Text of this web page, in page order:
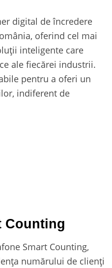
digital de încredere
oferind cel mai
inteligente care
ale fiecărei industrii.
pentru a oferi un
indiferent de
Counting
Smart Counting,
numărului de clienți